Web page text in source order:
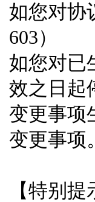
如您对协
603）
如您对已
效之日起
变更事项
变更事项。
【特别